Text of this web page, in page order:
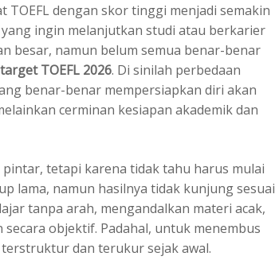
dengan skor tinggi menjadi semakin
ingin melanjutkan studi atau berkarier
besar, namun belum semua benar-benar
TOEFL 2026. Di sinilah perbedaan
benar-benar mempersiapkan diri akan
cerminan kesiapan akademik dan
tetapi karena tidak tahu harus mulai
lama, namun hasilnya tidak kunjung sesuai
tanpa arah, mengandalkan materi acak,
objektif. Padahal, untuk menembus
dan terukur sejak awal.